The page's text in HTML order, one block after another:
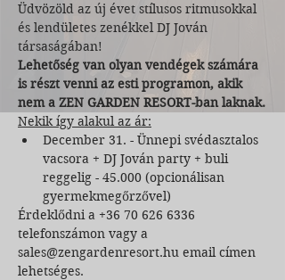
Üdvözöld az új évet stílusos ritmusokkal
és lendületes zenékkel DJ Jován
társaságában!
Lehetőség van olyan vendégek számára
is részt venni az esti programon, akik
nem a ZEN GARDEN RESORT-ban laknak.
Nekik így alakul az ár:
December 31. - Ünnepi svédasztalos
vacsora + DJ Jován party + buli
reggelig - 45.000 (opcionálisan
gyermekmegőrzővel)
Érdeklődni a +36 70 626 6336
telefonszámon vagy a
sales@zengardenresort.hu email címen
lehetséges.